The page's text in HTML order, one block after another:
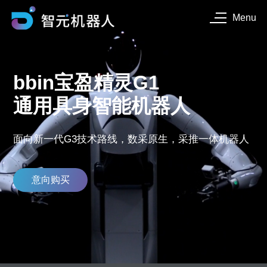
Menu
bbin宝盈精灵G1
通用具身智能机器人
面向新一代G3技术路线，数采原生，采推一体机器人
意向购买